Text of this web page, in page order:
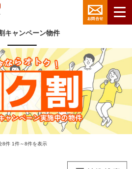
キャンペーン物件
8件 1件～8件を表示